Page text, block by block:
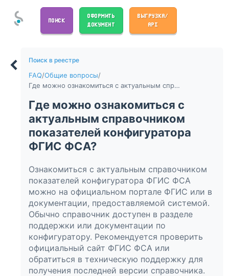
ПОИСК
ОФОРМИТЬ
ДОКУМЕНТ
ВЫГРУЗКА/
API
Поиск в реестре
FAQ/Общие вопросы/
Где можно ознакомиться с актуальным справочником показателей конфигуратора ФГИС ФСА?
Где можно ознакомиться с
актуальным справочником
показателей конфигуратора
ФГИС ФСА?
Ознакомиться с актуальным справочником
показателей конфигуратора ФГИС ФСА
можно на официальном портале ФГИС или в
документации, предоставляемой системой.
Обычно справочник доступен в разделе
поддержки или документации по
конфигуратору. Рекомендуется проверить
официальный сайт ФГИС ФСА или
обратиться в техническую поддержку для
получения последней версии справочника.